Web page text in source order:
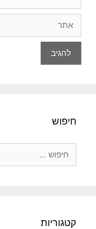
חיפוש
קטגוריות